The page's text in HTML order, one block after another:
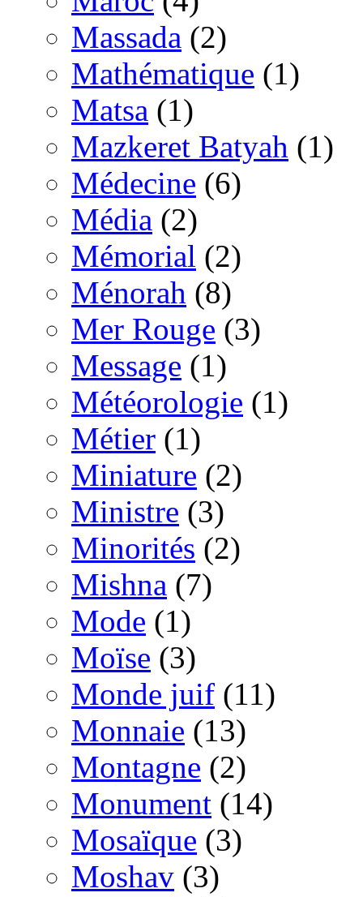
Massada (2)
Mathématique (1)
Matsa (1)
Mazkeret Batyah (1)
Médecine (6)
Média (2)
Mémorial (2)
Ménorah (8)
Mer Rouge (3)
Message (1)
Météorologie (1)
Métier (1)
Miniature (2)
Ministre (3)
Minorités (2)
Mishna (7)
Mode (1)
Moïse (3)
Monde juif (11)
Monnaie (13)
Montagne (2)
Monument (14)
Mosaïque (3)
Moshav (3)